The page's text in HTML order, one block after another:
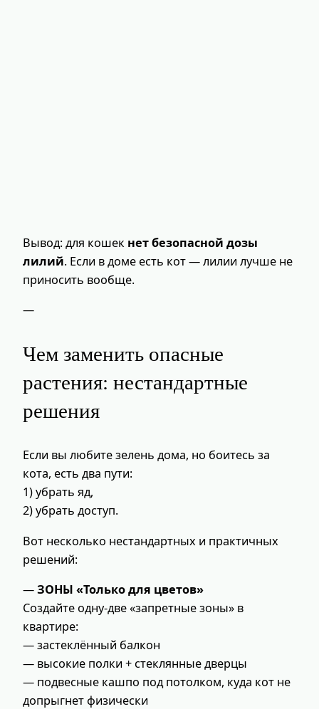
Вывод: для кошек нет безопасной дозы
лилий. Если в доме есть кот — лилии лучше не
приносить вообще.
—
Чем заменить опасные
растения: нестандартные
решения
Если вы любите зелень дома, но боитесь за
кота, есть два пути:
1) убрать яд,
2) убрать доступ.
Вот несколько нестандартных и практичных
решений:
—ЗОНЫ «Только для цветов»
Создайте одну-две «запретные зоны» в
квартире:
— застеклённый балкон
— высокие полки + стеклянные дверцы
— подвесные кашпо под потолком, куда кот не
допрыгнет физически